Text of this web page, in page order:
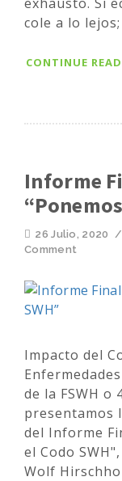
cole a lo
CONTINUE
Informe
26 Julio, 2020 /
Comment
Impacto del
de la FSWH o
presentamos
del Informe
el Codo
Wolf